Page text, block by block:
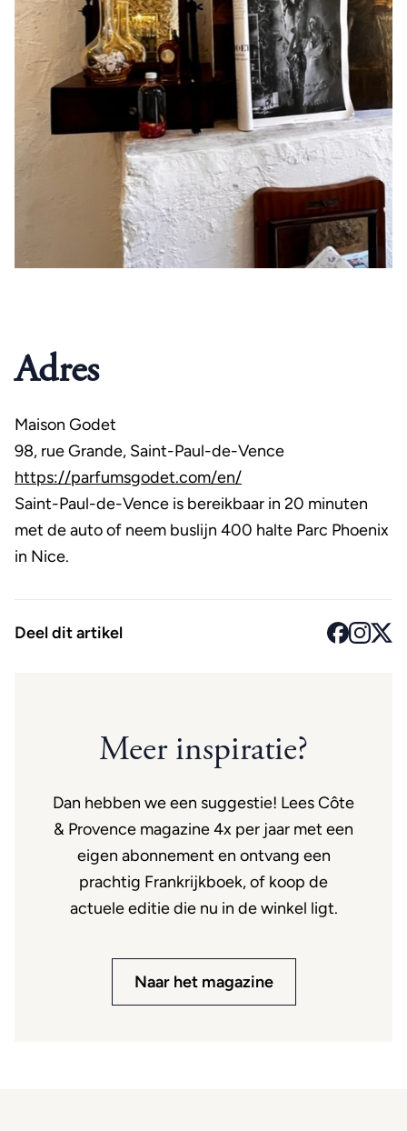
Adres
Maison Godet
98, rue Grande, Saint-Paul-de-Vence
https://parfumsgodet.com/en/
Saint-Paul-de-Vence is bereikbaar in 20 minuten
met de auto of neem buslijn 400 halte Parc Phoenix
in Nice.
Deel dit artikel
Meer inspiratie?
Dan hebben we een suggestie! Lees Côte
& Provence magazine 4x per jaar met een
eigen abonnement en ontvang een
prachtig Frankrijkboek, of koop de
actuele editie die nu in de winkel ligt.
Naar het magazine